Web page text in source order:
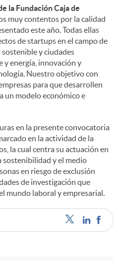
la Fundación Caja de
muy contentos por la calidad
este año. Todas ellas
de startups en el campo de
y ciudades
y energía, innovación y
Nuestro objetivo con
para que desarrollen
un modelo económico e
en la presente convocatoria
en la actividad de la
la cual centra su actuación en
sostenibilidad y el medio
en riesgo de exclusión
de investigación que
mundo laboral y empresarial.